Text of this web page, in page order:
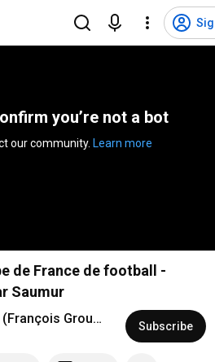
you’re not a bot
Learn more
de France de football -
Saumur
avranches infos (François Groualle) Subscribe